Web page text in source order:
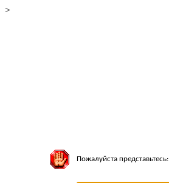
>
Пожалуйста представьтесь: